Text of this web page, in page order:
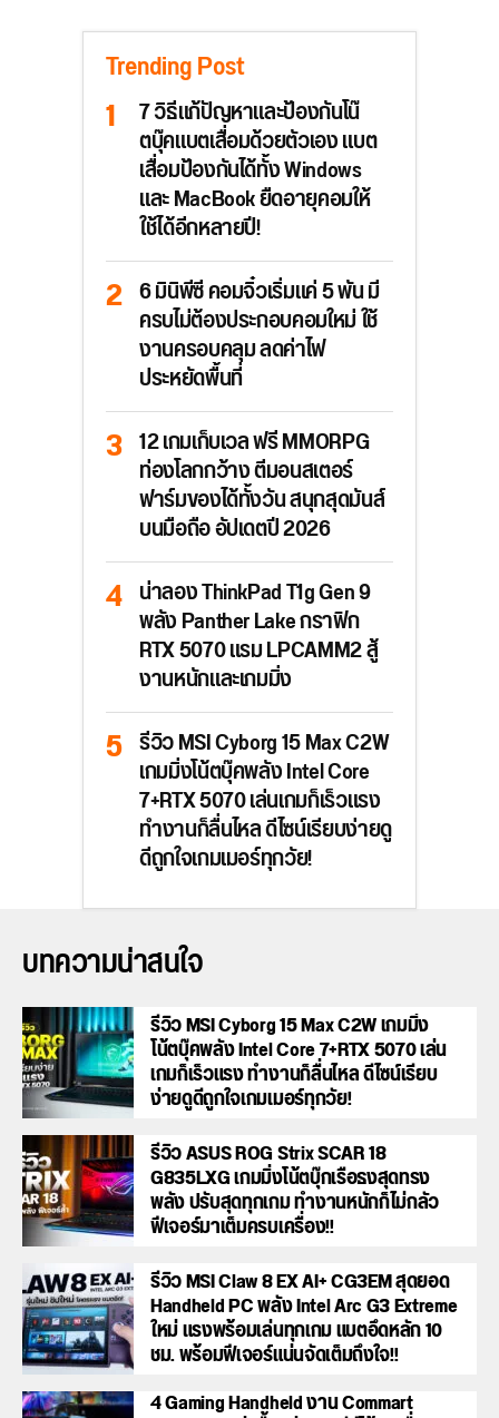
Trending Post
7 วิธีแก้ปัญหาและป้องกันโน๊
ตบุ๊คแบตเสื่อมด้วยตัวเอง แบต
เสื่อมป้องกันได้ทั้ง Windows
และ MacBook ยืดอายุคอมให้
ใช้ได้อีกหลายปี!
6 มินิพีซี คอมจิ๋วเริ่มแค่ 5 พัน มี
ครบไม่ต้องประกอบคอมใหม่ ใช้
งานครอบคลุม ลดค่าไฟ
ประหยัดพื้นที่
12 เกมเก็บเวล ฟรี MMORPG
ท่องโลกกว้าง ตีมอนสเตอร์
ฟาร์มของได้ทั้งวัน สนุกสุดมันส์
บนมือถือ อัปเดตปี 2026
น่าลอง ThinkPad T1g Gen 9
พลัง Panther Lake กราฟิก
RTX 5070 แรม LPCAMM2 สู้
งานหนักและเกมมิ่ง
รีวิว MSI Cyborg 15 Max C2W
เกมมิ่งโน้ตบุ๊คพลัง Intel Core
7+RTX 5070 เล่นเกมก็เร็วแรง
ทำงานก็ลื่นไหล ดีไซน์เรียบง่ายดู
ดีถูกใจเกมเมอร์ทุกวัย!
บทความน่าสนใจ
รีวิว MSI Cyborg 15 Max C2W เกมมิ่ง
โน้ตบุ๊คพลัง Intel Core 7+RTX 5070 เล่น
เกมก็เร็วแรง ทำงานก็ลื่นไหล ดีไซน์เรียบ
ง่ายดูดีถูกใจเกมเมอร์ทุกวัย!
รีวิว ASUS ROG Strix SCAR 18
G835LXG เกมมิ่งโน้ตบุ๊กเรือธงสุดทรง
พลัง ปรับสุดทุกเกม ทำงานหนักก็ไม่กลัว
ฟีเจอร์มาเต็มครบเครื่อง!!
รีวิว MSI Claw 8 EX AI+ CG3EM สุดยอด
Handheld PC พลัง Intel Arc G3 Extreme
ใหม่ แรงพร้อมเล่นทุกเกม แบตอึดหลัก 10
ชม. พร้อมฟีเจอร์แน่นจัดเต็มถึงใจ!!
4 Gaming Handheld งาน Commart